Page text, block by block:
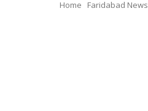
Home Faridabad News